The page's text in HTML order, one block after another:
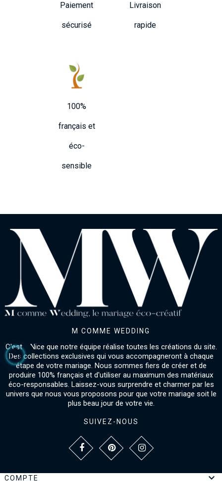
Paiement
sécurisé
Livraison
rapide
100%
français et
éco-
sensible
M COMME WEDDING
C'est à Nice que notre équipe réalise toutes les créations du site.
Des collections exclusives qui vous accompagneront à chaque
étape de votre mariage. Nous sommes fiers de créer et de
produire 100% français et d'utiliser au maximum des matériaux
éco-responsables. Laissez-vous surprendre et charmer par les
univers que nous vous proposons pour que votre mariage soit le
plus beau jour de votre vie.
SUIVEZ-NOUS
COMPTE 